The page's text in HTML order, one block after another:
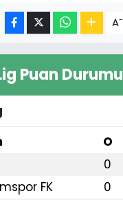
A-
Puan Durumu
O
0
FK 0